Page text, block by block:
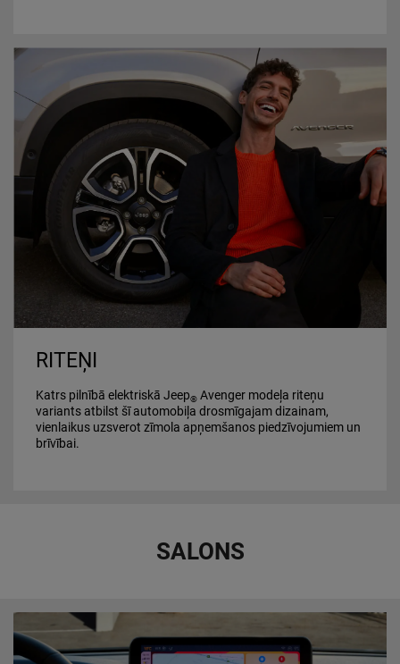
RITEŅI
Katrs pilnībā elektriskā Jeep® Avenger modeļa riteņu
variants atbilst šī automobiļa drosmīgajam dizainam,
vienlaikus uzsverot zīmola apņemšanos piedzīvojumiem un
brīvībai.
SALONS